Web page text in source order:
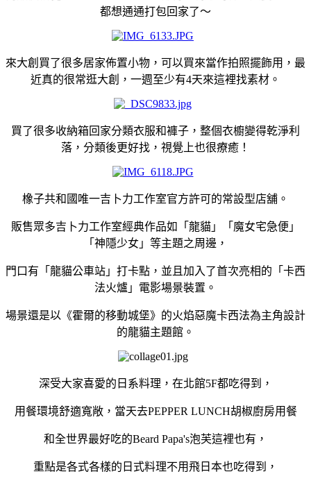
都想通通打包回家了～
來大創買了很多居家佈置小物，可以買來當作拍照擺飾用，最
近真的很常逛大創，一週至少有4天來這裡找素材。
買了很多收納箱回家分類衣服和褲子，整個衣櫥變得乾淨利
落，分類後更好找，視覺上也很療癒！
橡子共和國唯一吉卜力工作室官方許可的常設型店舖。
販售眾多吉卜力工作室經典作品如「龍貓」「魔女宅急便」
「神隱少女」等主題之周邊，
門口有「龍貓公車站」打卡點，並且加入了首次亮相的「卡西
法火爐」電影場景裝置。
場景還是以《霍爾的移動城堡》的火焰惡魔卡西法為主角設計
的龍貓主題館。
深受大家喜愛的日系料理，在北館5F都吃得到，
用餐環境舒適寬敞，當天去PEPPER LUNCH胡椒廚房用餐
和全世界最好吃的Beard Papa's泡芙這裡也有，
重點是各式各樣的日式料理不用飛日本也吃得到，